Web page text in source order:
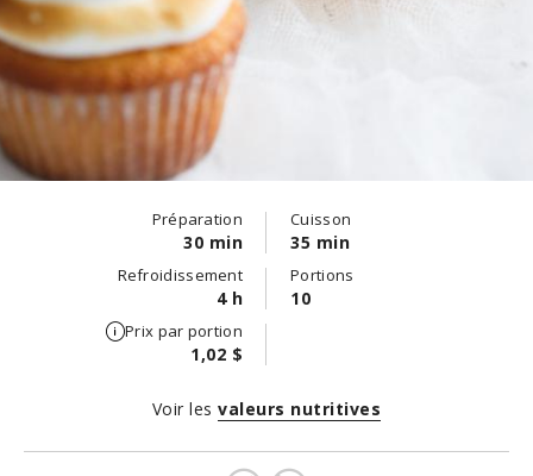
Préparation
30 min
Cuisson
35 min
Refroidissement
4 h
Portions
10
Prix par portion
1,02 $
Voir les valeurs nutritives